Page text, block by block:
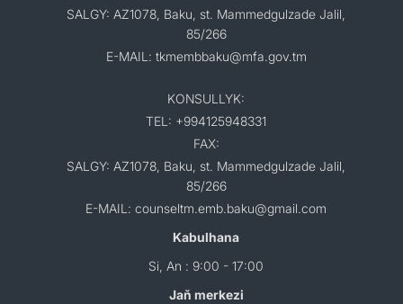
SALGY: AZ1078, Baku, st. Mammedgulzade Jalil,
85/266
E-MAIL: tkmembbaku@mfa.gov.tm
KONSULLYK:
TEL: +994125948331
FAX:
SALGY: AZ1078, Baku, st. Mammedgulzade Jalil,
85/266
E-MAIL: counseltm.emb.baku@gmail.com
Kabulhana
Si, An : 9:00 - 17:00
Jaň merkezi